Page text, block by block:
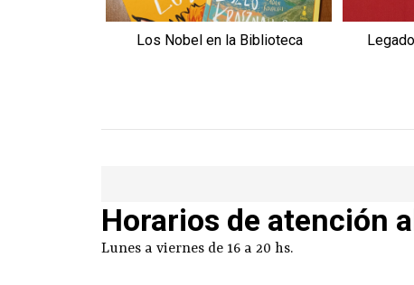
Los Nobel en la Biblioteca
Horarios de atención
Lunes a viernes de 16 a 20 hs.